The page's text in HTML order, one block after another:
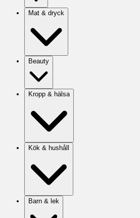
Mat & dryck
Beauty
Kropp & hälsa
Kök & hushåll
Barn & lek